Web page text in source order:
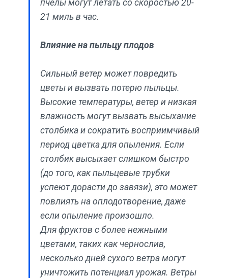
пчелы могут летать со скоростью 20-
21 миль в час.
Влияние на пыльцу плодов
Сильный ветер может повредить
цветы и вызвать потерю пыльцы.
Высокие температуры, ветер и низкая
влажность могут вызвать высыхание
столбика и сократить восприимчивый
период цветка для опыления. Если
столбик высыхает слишком быстро
(до того, как пыльцевые трубки
успеют дорасти до завязи), это может
повлиять на оплодотворение, даже
если опыление произошло.
Для фруктов с более нежными
цветами, таких как чернослив,
несколько дней сухого ветра могут
уничтожить потенциал урожая. Ветры